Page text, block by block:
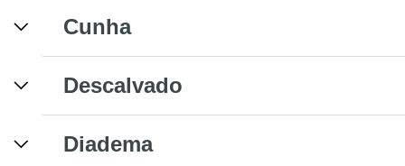
Cunha
Descalvado
Diadema